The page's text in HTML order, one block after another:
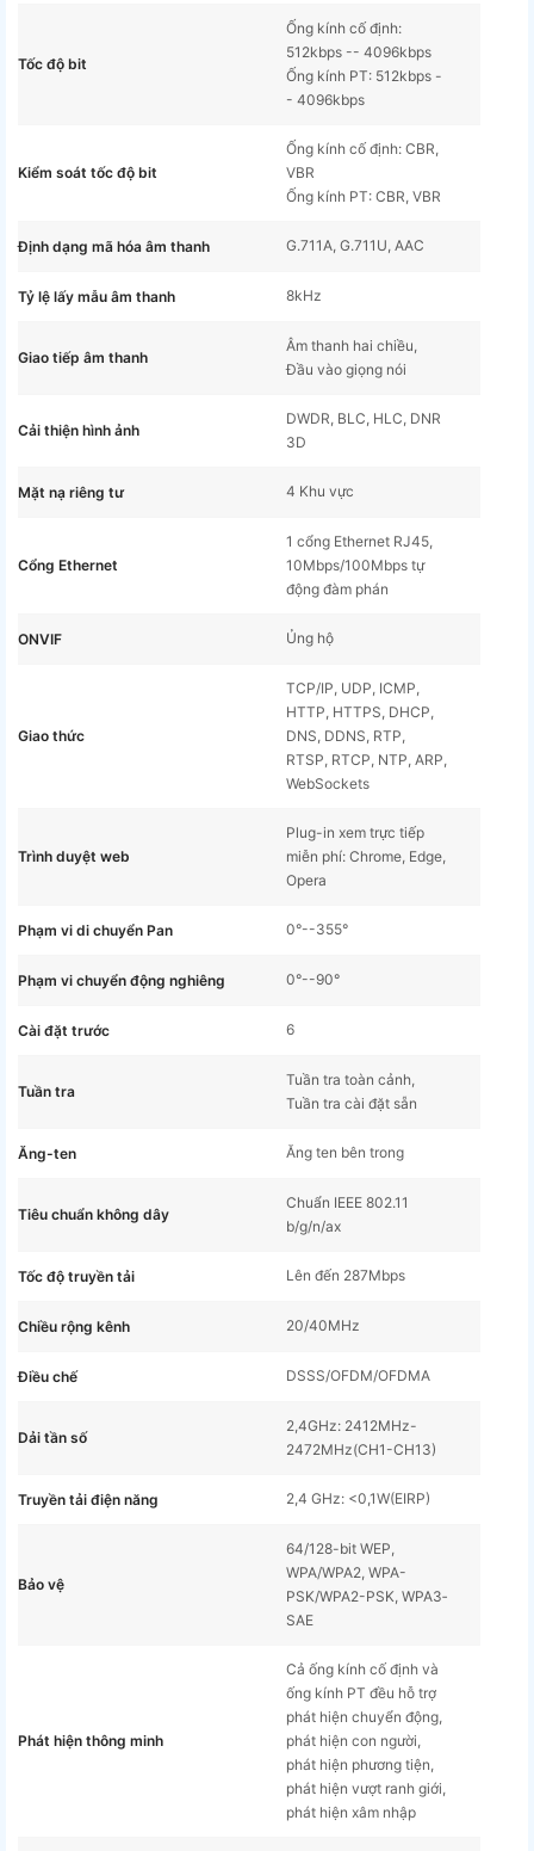
Tốc độ bit
Ống kính cố định:
512kbps -- 4096kbps
Ống kính PT: 512kbps -
- 4096kbps
Kiểm soát tốc độ bit
Ống kính cố định: CBR,
VBR
Ống kính PT: CBR, VBR
Định dạng mã hóa âm thanh G.711A, G.711U, AAC
Tỷ lệ lấy mẫu âm thanh 8kHz
Giao tiếp âm thanh
Âm thanh hai chiều,
Đầu vào giọng nói
Cải thiện hình ảnh
DWDR, BLC, HLC, DNR
3D
Mặt nạ riêng tư 4 Khu vực
Cổng Ethernet
1 cổng Ethernet RJ45,
10Mbps/100Mbps tự
động đàm phán
ONVIF Ủng hộ
Giao thức
TCP/IP, UDP, ICMP,
HTTP, HTTPS, DHCP,
DNS, DDNS, RTP,
RTSP, RTCP, NTP, ARP,
WebSockets
Trình duyệt web
Plug-in xem trực tiếp
miễn phí: Chrome, Edge,
Opera
Phạm vi di chuyển Pan 0°--355°
Phạm vi chuyển động nghiêng 0°--90°
Cài đặt trước 6
Tuần tra
Tuần tra toàn cảnh,
Tuần tra cài đặt sẵn
Ăng-ten Ăng ten bên trong
Tiêu chuẩn không dây
Chuẩn IEEE 802.11
b/g/n/ax
Tốc độ truyền tải Lên đến 287Mbps
Chiều rộng kênh 20/40MHz
Điều chế DSSS/OFDM/OFDMA
Dải tần số
2,4GHz: 2412MHz-
2472MHz(CH1-CH13)
Truyền tải điện năng 2,4 GHz: <0,1W(EIRP)
Bảo vệ
64/128-bit WEP,
WPA/WPA2, WPA-
PSK/WPA2-PSK, WPA3‐
SAE
Phát hiện thông minh
Cả ống kính cố định và
ống kính PT đều hỗ trợ
phát hiện chuyển động,
phát hiện con người,
phát hiện phương tiện,
phát hiện vượt ranh giới,
phát hiện xâm nhập